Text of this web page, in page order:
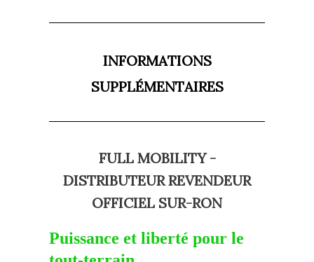
INFORMATIONS
SUPPLÉMENTAIRES
FULL MOBILITY -
DISTRIBUTEUR REVENDEUR
OFFICIEL SUR-RON
Puissance et liberté pour le